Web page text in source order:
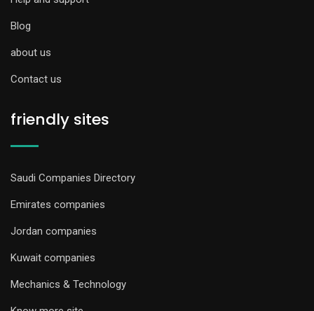
Blog
about us
Contact us
friendly sites
Saudi Companies Directory
Emirates companies
Jordan companies
Kuwait companies
Mechanics & Technology